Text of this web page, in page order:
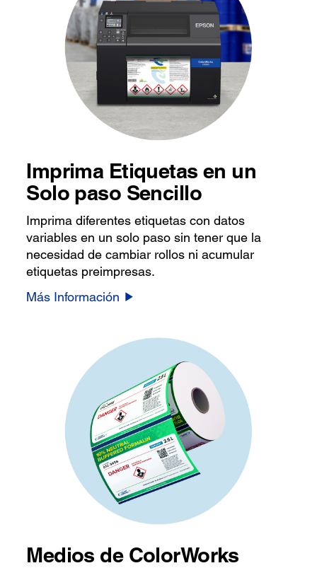
Imprima Etiquetas en un
Solo paso Sencillo
Imprima diferentes etiquetas con datos
variables en un solo paso sin tener que la
necesidad de cambiar rollos ni acumular
etiquetas preimpresas.
Más Información
Medios de ColorWorks